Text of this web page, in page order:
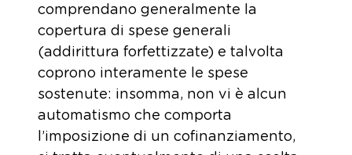
comprendano generalmente la
copertura di spese generali
(addirittura forfettizzate) e talvolta
coprono interamente le spese
sostenute: insomma, non vi è alcun
automatismo che comporta
l’imposizione di un cofinanziamento,